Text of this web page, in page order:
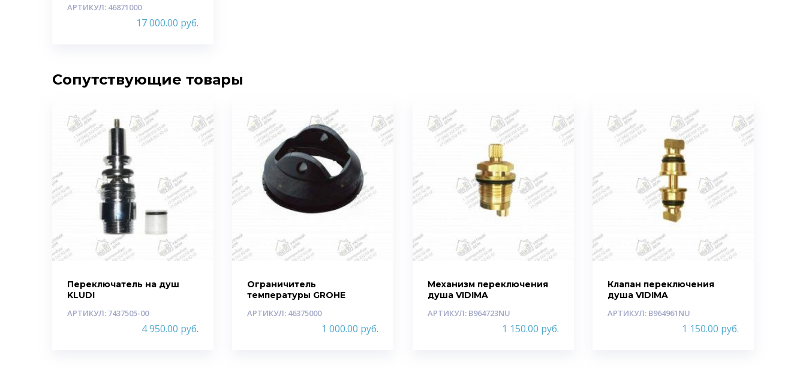
АРТИКУЛ: 46871000
17 000.00 руб.
Сопутствующие товары
Переключатель на душ
KLUDI
АРТИКУЛ: 7437505-00
4 950.00 руб.
Ограничитель
температуры GROHE
АРТИКУЛ: 46375000
1 000.00 руб.
Механизм переключения
душа VIDIMA
АРТИКУЛ: B964723NU
1 150.00 руб.
Клапан переключения
душа VIDIMA
АРТИКУЛ: B964961NU
1 150.00 руб.